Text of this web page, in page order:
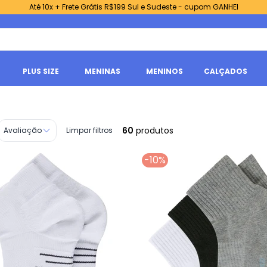
Até 10x + Frete Grátis R$199 Sul e Sudeste - cupom GANHEI
PLUS SIZE MENINAS MENINOS CALÇADOS
Avaliação Limpar filtros 60 produtos
-10%